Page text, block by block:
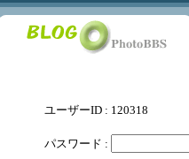
ユーザーID : 120318
パスワード :